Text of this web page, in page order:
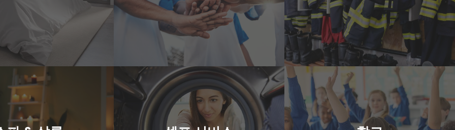
여기를 클릭하세요
세탁 솔루션을 제공합니다.
여기를 클릭하세요
는 유니폼과 장비를 살균합니다.
여기를 클릭하세요
파 & 살롱
서 사용하는 타월, 가운, 린넨
셀프 서비스
세탁소에 적합한 사용하기 쉬운 동전 주입
소방국
학교와 기숙사에 적합한 이 기계는 교복, 린